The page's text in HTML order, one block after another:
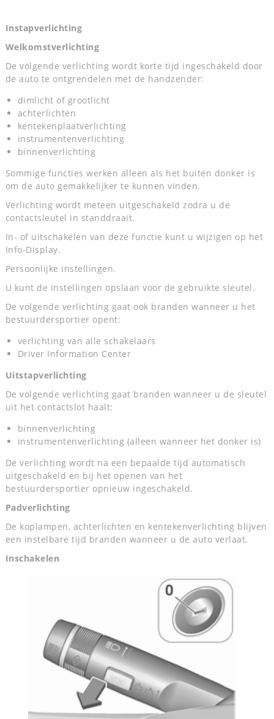
Instapverlichting
Welkomstverlichting
De volgende verlichting wordt korte tijd ingeschakeld door
de auto te ontgrendelen met de handzender:
dimlicht of grootlicht
achterlichten
kentekenplaatverlichting
instrumentenverlichting
binnenverlichting
Sommige functies werken alleen als het buiten donker is
om de auto gemakkelijker te kunnen vinden.
Verlichting wordt meteen uitgeschakeld zodra u de
contactsleutel in standdraait.
In- of uitschakelen van deze functie kunt u wijzigen op het
Info-Display.
Persoonlijke instellingen.
U kunt de instellingen opslaan voor de gebruikte sleutel.
De volgende verlichting gaat ook branden wanneer u het
bestuurdersportier opent:
verlichting van alle schakelaars
Driver Information Center
Uitstapverlichting
De volgende verlichting gaat branden wanneer u de sleutel
uit het contactslot haalt:
binnenverlichting
instrumentenverlichting (alleen wanneer het donker is)
De verlichting wordt na een bepaalde tijd automatisch
uitgeschakeld en bij het openen van het
bestuurdersportier opnieuw ingeschakeld.
Padverlichting
De koplampen, achterlichten en kentekenverlichting blijven
een instelbare tijd branden wanneer u de auto verlaat.
Inschakelen